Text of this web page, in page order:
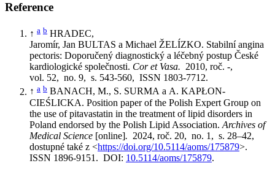
Reference
↑ a b HRADEC,
Jaromír, Jan BULTAS a Michael ŽELÍZKO. Stabilní angina
pectoris: Doporučený diagnostický a léčebný postup České
kardiologické společnosti. Cor et Vasa. 2010, roč. -,
vol. 52, no. 9, s. 543-560, ISSN 1803-7712.
↑ a b BANACH, M., S. SURMA a A. KAPŁON-
CIEŚLICKA. Position paper of the Polish Expert Group on
the use of pitavastatin in the treatment of lipid disorders in
Poland endorsed by the Polish Lipid Association. Archives of
Medical Science [online]. 2024, roč. 20, no. 1, s. 28–42,
dostupné také z <https://doi.org/10.5114/aoms/175879>.
ISSN 1896-9151. DOI: 10.5114/aoms/175879.